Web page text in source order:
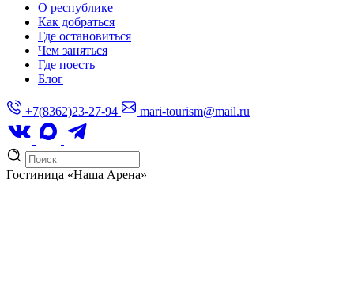
О республике
Как добраться
Где остановиться
Чем заняться
Где поесть
Блог
+7(8362)23-27-94 mari-tourism@mail.ru
Гостиница «Наша Арена»